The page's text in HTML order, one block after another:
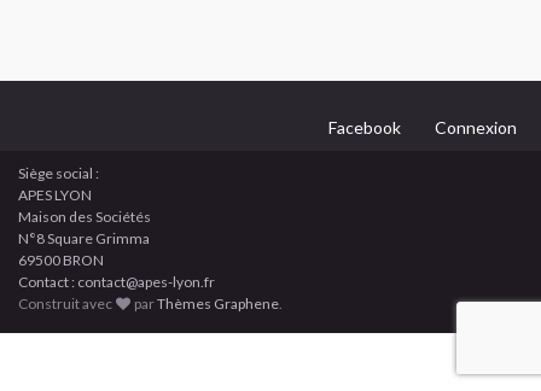
Facebook Connexion
Siège social :
APES LYON
Maison des Sociétés
N°8 Square Grimma
69500 BRON
Contact : contact@apes-lyon.fr
Construit avec
parThèmes Graphene.